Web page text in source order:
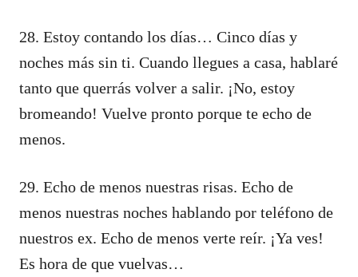
28. Estoy contando los días… Cinco días y
noches más sin ti. Cuando llegues a casa, hablaré
tanto que querrás volver a salir. ¡No, estoy
bromeando! Vuelve pronto porque te echo de
menos.
29. Echo de menos nuestras risas. Echo de
menos nuestras noches hablando por teléfono de
nuestros ex. Echo de menos verte reír. ¡Ya ves!
Es hora de que vuelvas…